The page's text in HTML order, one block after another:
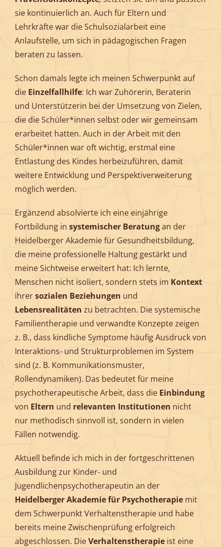
sie kontinuierlich an. Auch für Eltern und
Lehrkräfte war die Schulsozialarbeit eine
Anlaufstelle, um sich in pädagogischen Fragen
beraten zu lassen.
Schon damals legte ich meinen Schwerpunkt auf
die Einzelfallhilfe: Ich war Zuhörerin, Beraterin
und Unterstützerin bei der Umsetzung von Zielen,
die die Schüler*innen selbst oder wir gemeinsam
erarbeitet hatten. Auch in der Arbeit mit den
Schüler*innen war oft wichtig, erstmal eine
Entlastung des Kindes herbeizuführen, damit
weitere Entwicklung und Perspektiverweiterung
möglich werden.
Ergänzend absolvierte ich eine einjährige
Fortbildung in systemischer Beratungan der
Heidelberger Akademie für Gesundheitsbildung,
die meine professionelle Haltung gestärkt und
meine Sichtweise erweitert hat: Ich lernte,
Menschen nicht isoliert, sondern stets im Kontext
ihrersozialen Beziehungen und
Lebensrealitäten zu betrachten. Die systemische
Familientherapie und verwandte Konzepte zeigen
z. B., dass kindliche Symptome häufig Ausdruck von
Interaktions- und Strukturproblemen im System
sind (z. B. Kommunikationsmuster,
Rollendynamiken). Das bedeutet für meine
psychotherapeutische Arbeit, dass die Einbindung
von Eltern und relevanten Institutionen nicht
nur methodisch sinnvoll ist, sondern in vielen
Fällen notwendig.
Aktuell befinde ich mich in der fortgeschrittenen
Ausbildung zur Kinder- und
Jugendlichenpsychotherapeutin an der
Heidelberger Akademie für Psychotherapiemit
dem Schwerpunkt Verhaltenstherapie und habe
bereits meine Zwischenprüfung erfolgreich
abgeschlossen. DieVerhaltenstherapieist eine